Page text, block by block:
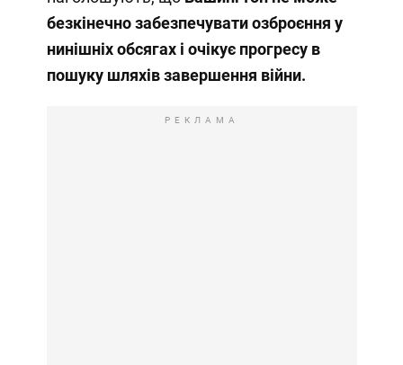
безкінечно забезпечувати озброєння у
нинішніх обсягах і очікує прогресу в
пошуку шляхів завершення війни.
РЕКЛАМА